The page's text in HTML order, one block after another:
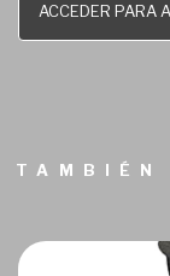
ACCEDER PARA
TAMBIÉN